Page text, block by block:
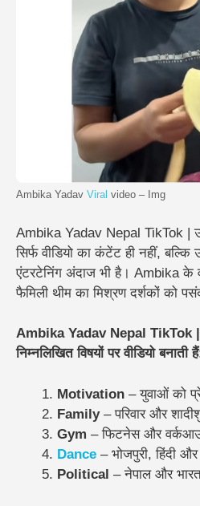
Ambika Yadav Viral video – Img
Ambika Yadav Nepal TikTok |
सिर्फ वीडियो का कंटेंट ही नहीं,
एंटरटेनिंग अंदाज भी है। Ambika के
फैमिली थीम का मिश्रण दर्शकों को
Ambika Yadav Nepal TikTok |
निम्नलिखित विषयों पर वीडियो बनाती
Motivation – युवाओं को
Family– परिवार और
Gym – फिटनेस और
Dance – भोजपुरी, हिंदी
Political – नेपाल और भारत